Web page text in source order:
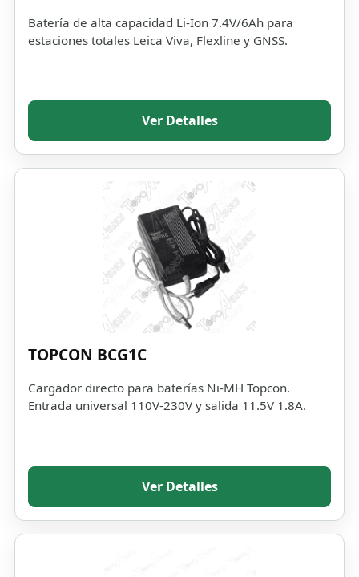
Batería de alta capacidad Li-Ion 7.4V/6Ah para
estaciones totales Leica Viva, Flexline y GNSS.
Ver Detalles
TOPCON BCG1C
Cargador directo para baterías Ni-MH Topcon.
Entrada universal 110V-230V y salida 11.5V 1.8A.
Ver Detalles